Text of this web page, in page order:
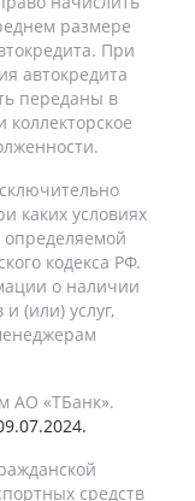
размере
При
автокредита
переданы в
каких условиях
определяемой
кодекса РФ.
о наличии
(или) услуг,
АО «ТБанк».
средств